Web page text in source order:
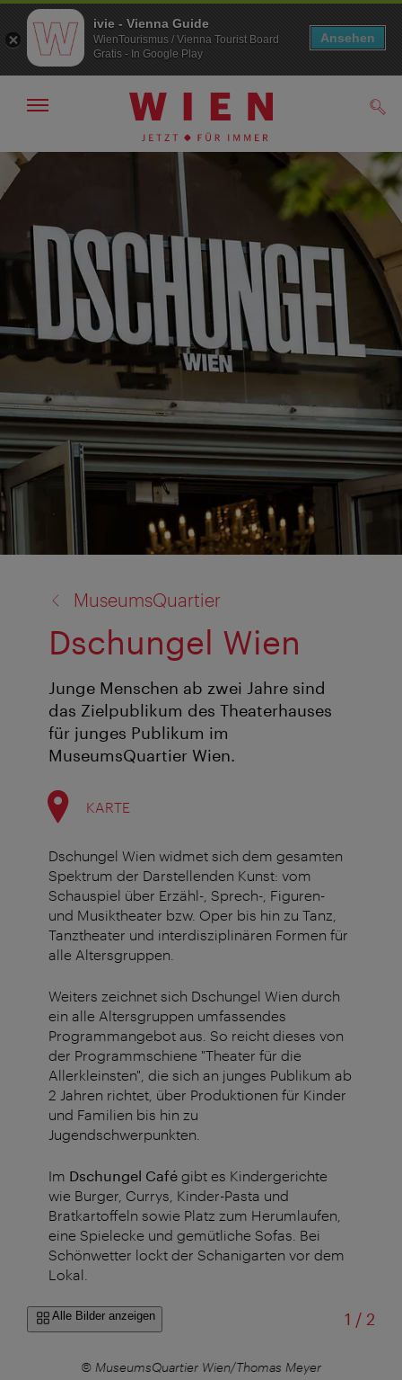
Zur
Navigation
Zum
Inhalt
Navigation
MuseumsQuartier
Dschungel Wien
Junge Menschen ab zwei Jahre sind
das Zielpublikum des Theaterhauses
für junges Publikum im
MuseumsQuartier Wien.
KARTE
Dschungel Wien widmet sich dem gesamten
Spektrum der Darstellenden Kunst: vom
Schauspiel über Erzähl-, Sprech-, Figuren-
und Musiktheater bzw. Oper bis hin zu Tanz,
Tanztheater und interdisziplinären Formen für
alle Altersgruppen.
Weiters zeichnet sich Dschungel Wien durch
ein alle Altersgruppen umfassendes
Programmangebot aus. So reicht dieses von
der Programmschiene "Theater für die
Allerkleinsten", die sich an junges Publikum ab
2 Jahren richtet, über Produktionen für Kinder
und Familien bis hin zu
Jugendschwerpunkten.
Im Dschungel Café gibt es Kindergerichte
wie Burger, Currys, Kinder-Pasta und
Bratkartoffeln sowie Platz zum Herumlaufen,
eine Spielecke und gemütliche Sofas. Bei
Schönwetter lockt der Schanigarten vor dem
Lokal.
Alle Bilder anzeigen 1 /von
2
© MuseumsQuartier Wien/Thomas Meyer
ivie - Vienna Guide
WienTourismus / Vienna Tourist Board
Gratis - In Google Play
Ansehen